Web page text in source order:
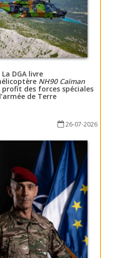
La DGA livre
NH90 Caïman
des forces spéciales
de Terre
26-07-2026